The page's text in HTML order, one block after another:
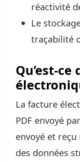
réactivité
Le
traçabilité
Qu’est-
La facture
PDF envoyé
envoyé et
des données